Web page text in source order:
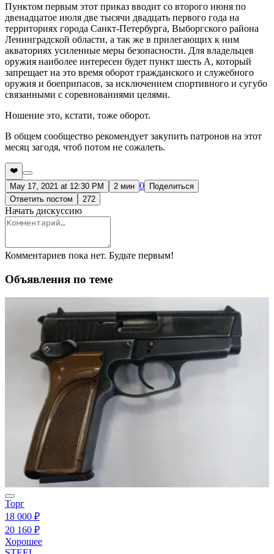
Пунктом первым этот приказ вводит со второго июня по
двенадцатое июля две тысячи двадцать первого года на
территориях города Санкт-Петербурга, Выборгского района
Ленинградской области, а так же в прилегающих к ним
акваториях усиленные меры безопасности. Для владельцев
оружия наиболее интересен будет пункт шесть А, который
запрещает на это время оборот гражданского и служебного
оружия и боеприпасов, за исключением спортивного и сугубо
связанными с соревнованиями целями.
Ношение это, кстати, тоже оборот.
В общем сообщество рекомендует закупить патронов на этот
месяц загодя, чтоб потом не сожалеть.
❤️
May 17, 2021 at 12:30 PM
2 мин 0
Поделиться
Ответить постом
272
Начать дискуссию
Комментариев пока нет. Будьте первым!
Объявления по теме
Торг
18 000 ₽
20 160 ₽
Хорошее